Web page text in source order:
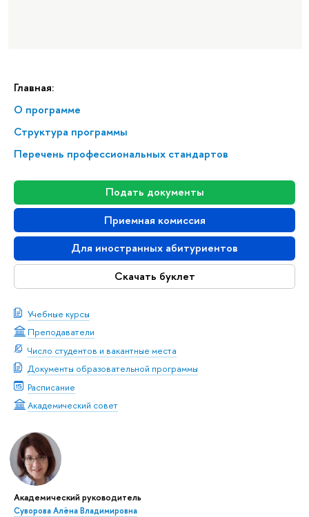
Главная:
О программе
Структура программы
Перечень профессиональных стандартов
Подать документы
Приемная комиссия
Для иностранных абитуриентов
Скачать буклет
Учебные курсы
Преподаватели
Число студентов и вакантные места
Документы образовательной программы
Расписание
Академический совет
Академический руководитель
Суворова Алёна Владимировна